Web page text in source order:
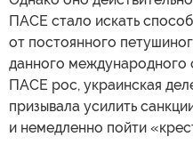
ПАСЕ стало искать способ
от постоянного
данного международного
ПАСЕ рос, украинская
призывала усилить
и немедленно пойти